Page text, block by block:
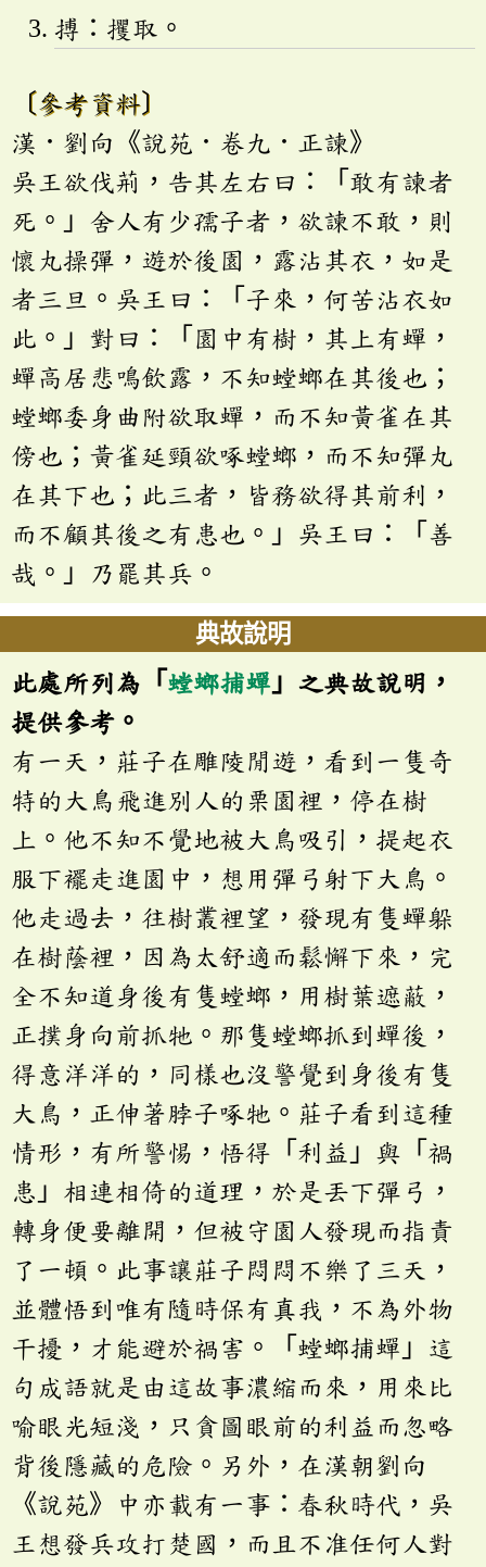
搏：攫取。
〔參考資料〕
漢．劉向《說苑．卷九．正諫》
吳王欲伐荊，告其左右曰：「敢有諫者
死。」舍人有少孺子者，欲諫不敢，則
懷丸操彈，遊於後園，露沾其衣，如是
者三旦。吳王曰：「子來，何苦沾衣如
此。」對曰：「園中有樹，其上有蟬，
蟬高居悲鳴飲露，不知螳螂在其後也；
螳螂委身曲附欲取蟬，而不知黃雀在其
傍也；黃雀延頸欲啄螳螂，而不知彈丸
在其下也；此三者，皆務欲得其前利，
而不顧其後之有患也。」吳王曰：「善
哉。」乃罷其兵。
典故說明
此處所列為「 螳螂捕蟬 」之典故說明，
提供參考。
有一天，莊子在雕陵閒遊，看到一隻奇
特的大鳥飛進別人的栗園裡，停在樹
上。他不知不覺地被大鳥吸引，提起衣
服下襬走進園中，想用彈弓射下大鳥。
他走過去，往樹叢裡望，發現有隻蟬躲
在樹蔭裡，因為太舒適而鬆懈下來，完
全不知道身後有隻螳螂，用樹葉遮蔽，
正撲身向前抓牠。那隻螳螂抓到蟬後，
得意洋洋的，同樣也沒警覺到身後有隻
大鳥，正伸著脖子啄牠。莊子看到這種
情形，有所警惕，悟得「利益」與「禍
患」相連相倚的道理，於是丟下彈弓，
轉身便要離開，但被守園人發現而指責
了一頓。此事讓莊子悶悶不樂了三天，
並體悟到唯有隨時保有真我，不為外物
干擾，才能避於禍害。「螳螂捕蟬」這
句成語就是由這故事濃縮而來，用來比
喻眼光短淺，只貪圖眼前的利益而忽略
背後隱藏的危險。另外，在漢朝劉向
《說苑》中亦載有一事：春秋時代，吳
王想發兵攻打楚國，而且不准任何人對